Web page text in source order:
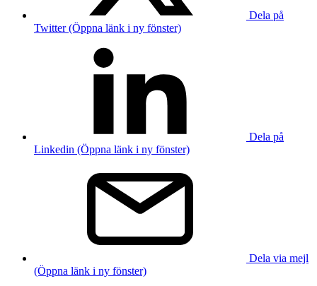
Dela på
Twitter (Öppna länk i ny fönster)
Dela på
Linkedin (Öppna länk i ny fönster)
Dela via mejl
(Öppna länk i ny fönster)